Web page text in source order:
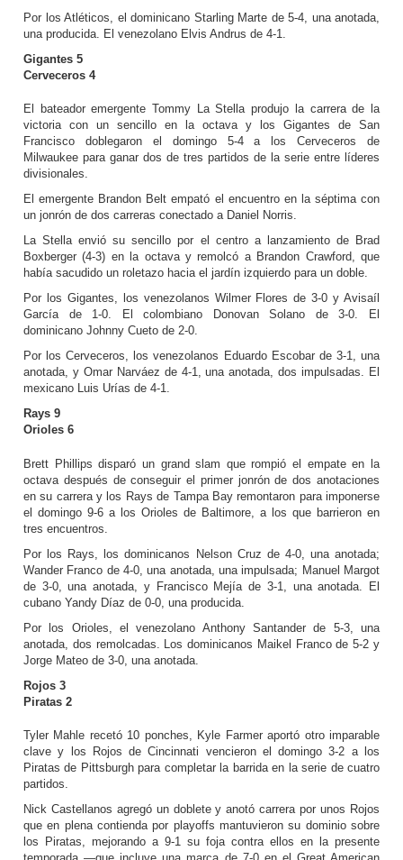
Por los Atléticos, el dominicano Starling Marte de 5-4, una anotada,
una producida. El venezolano Elvis Andrus de 4-1.
Gigantes 5
Cerveceros 4
El bateador emergente Tommy La Stella produjo la carrera de la
victoria con un sencillo en la octava y los Gigantes de San
Francisco doblegaron el domingo 5-4 a los Cerveceros de
Milwaukee para ganar dos de tres partidos de la serie entre líderes
divisionales.
El emergente Brandon Belt empató el encuentro en la séptima con
un jonrón de dos carreras conectado a Daniel Norris.
La Stella envió su sencillo por el centro a lanzamiento de Brad
Boxberger (4-3) en la octava y remolcó a Brandon Crawford, que
había sacudido un roletazo hacia el jardín izquierdo para un doble.
Por los Gigantes, los venezolanos Wilmer Flores de 3-0 y Avisaíl
García de 1-0. El colombiano Donovan Solano de 3-0. El
dominicano Johnny Cueto de 2-0.
Por los Cerveceros, los venezolanos Eduardo Escobar de 3-1, una
anotada, y Omar Narváez de 4-1, una anotada, dos impulsadas. El
mexicano Luis Urías de 4-1.
Rays 9
Orioles 6
Brett Phillips disparó un grand slam que rompió el empate en la
octava después de conseguir el primer jonrón de dos anotaciones
en su carrera y los Rays de Tampa Bay remontaron para imponerse
el domingo 9-6 a los Orioles de Baltimore, a los que barrieron en
tres encuentros.
Por los Rays, los dominicanos Nelson Cruz de 4-0, una anotada;
Wander Franco de 4-0, una anotada, una impulsada; Manuel Margot
de 3-0, una anotada, y Francisco Mejía de 3-1, una anotada. El
cubano Yandy Díaz de 0-0, una producida.
Por los Orioles, el venezolano Anthony Santander de 5-3, una
anotada, dos remolcadas. Los dominicanos Maikel Franco de 5-2 y
Jorge Mateo de 3-0, una anotada.
Rojos 3
Piratas 2
Tyler Mahle recetó 10 ponches, Kyle Farmer aportó otro imparable
clave y los Rojos de Cincinnati vencieron el domingo 3-2 a los
Piratas de Pittsburgh para completar la barrida en la serie de cuatro
partidos.
Nick Castellanos agregó un doblete y anotó carrera por unos Rojos
que en plena contienda por playoffs mantuvieron su dominio sobre
los Piratas, mejorando a 9-1 su foja contra ellos en la presente